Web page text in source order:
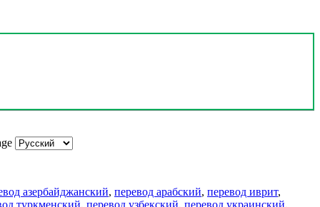
азербайджанский, перевод арабский, перевод иврит,
туркменский, перевод узбекский, перевод украинский,